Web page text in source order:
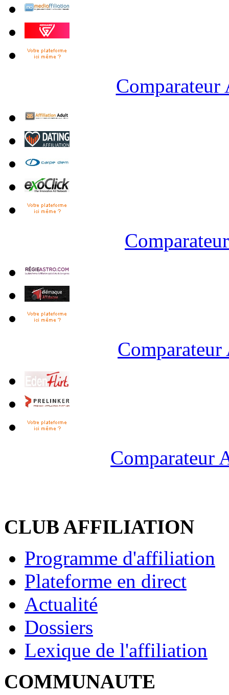
Comparateur
CLUB AFFILIATION
Programme d'affiliation
Plateforme en direct
Actualité
Dossiers
Lexique de l'affiliation
COMMUNAUTE